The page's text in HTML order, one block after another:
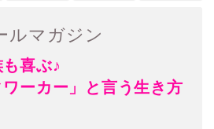
ルマガジン
も喜ぶ♪
ワーカー」と言う生き方